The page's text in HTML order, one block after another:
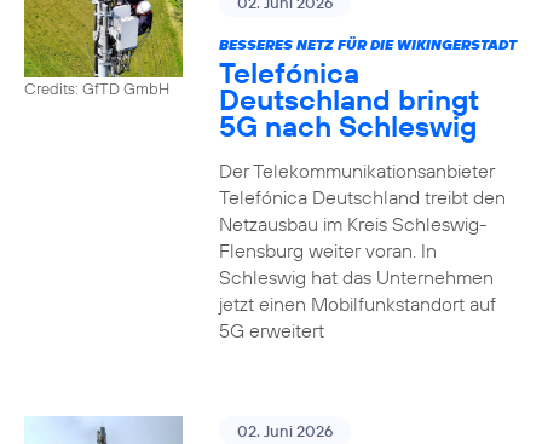
Credits: GfTD GmbH
BESSERES NETZ FÜR DIE WIKINGERSTADT
Telefónica
Deutschland bringt
5G nach Schleswig
Der Telekommunikationsanbieter
Telefónica Deutschland treibt den
Netzausbau im Kreis Schleswig-
Flensburg weiter voran. In
Schleswig hat das Unternehmen
jetzt einen Mobilfunkstandort auf
5G erweitert
02. Juni 2026